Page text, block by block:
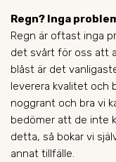
Regn? Inga
Regn är oftast inga
det svårt för oss att
blåst är det
leverera kvalitet och
noggrant och bra vi
bedömer att de inte
detta, så bokar vi
annat tillfälle.